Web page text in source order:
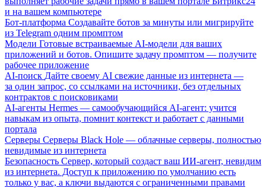
и на вашем компьютере
Бот-платформа Создавайте ботов за минуты или мигрируйте
из Telegram одним промптом
Модели Готовые встраиваемые AI-модели для ваших
приложений и ботов. Опишите задачу промптом — получите
рабочее приложение
AI-поиск Дайте своему AI свежие данные из интернета —
за один запрос, со ссылками на источники, без отдельных
контрактов с поисковиками
AI-агенты Hermes — самообучающийся AI-агент: учится
навыкам из опыта, помнит контекст и работает с данными
портала
Серверы Серверы Black Hole — облачные серверы, полностью
невидимые из интернета
Безопасность Сервер, который создаст ваш ИИ-агент, невидим
из интернета. Доступ к приложению по умолчанию есть
только у вас, а ключи выдаются с ограниченными правами